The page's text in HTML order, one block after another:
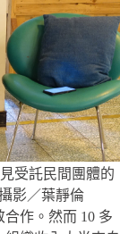
受託民間團體的
影／葉靜倫
作。然而 10 多